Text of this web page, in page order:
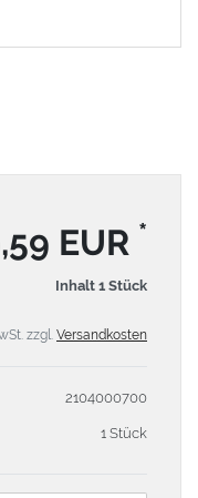
EUR *
Inhalt 1 Stück
zzgl. Versandkosten
2104000700
1 Stück